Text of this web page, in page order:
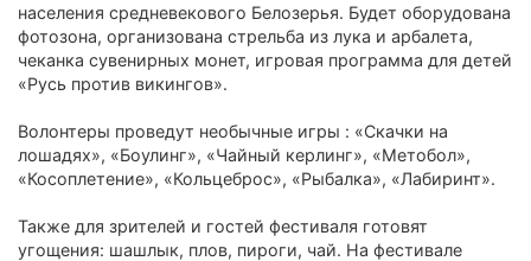
населения средневекового Белозерья. Будет оборудована
фотозона, организована стрельба из лука и арбалета,
чеканка сувенирных монет, игровая программа для детей
«Русь против викингов».
Волонтеры проведут необычные игры : «Скачки на
лошадях», «Боулинг», «Чайный керлинг», «Метобол»,
«Косоплетение», «Кольцеброс», «Рыбалка», «Лабиринт».
Также для зрителей и гостей фестиваля готовят
угощения: шашлык, плов, пироги, чай. На фестивале